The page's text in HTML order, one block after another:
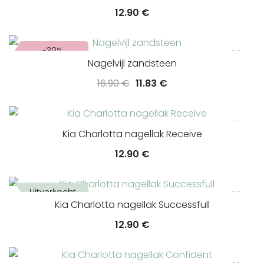
12.90 €
-30%
Nagelvijl zandsteen
16.90€ Oorspronkelijke
was:
16.90 €.
11.83 €Huidige
is:
11.83 €.
Kia Charlotta nagellak Receive
12.90 €
Uitverkocht
Kia Charlotta nagellak Successfull
12.90 €